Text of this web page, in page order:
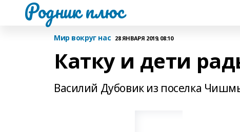
Родник плюс
Мир вокруг нас 28 ЯНВАРЯ 2019, 08:10
Катку и дети
Василий Дубовик из поселка